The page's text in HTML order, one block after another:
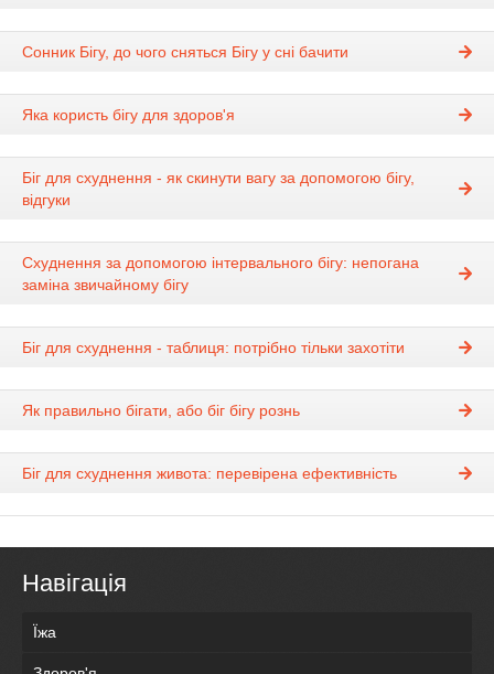
Сонник Бігу, до чого сняться Бігу у сні бачити
Яка користь бігу для здоров'я
Біг для схуднення - як скинути вагу за допомогою бігу,
відгуки
Схуднення за допомогою інтервального бігу: непогана
заміна звичайному бігу
Біг для схуднення - таблиця: потрібно тільки захотіти
Як правильно бігати, або біг бігу рознь
Біг для схуднення живота: перевірена ефективність
Навігація
Їжа